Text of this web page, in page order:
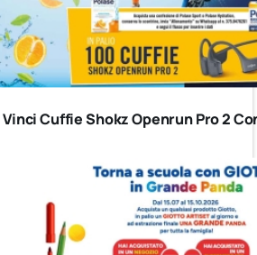
Cuffie Shokz Openrun Pro 2